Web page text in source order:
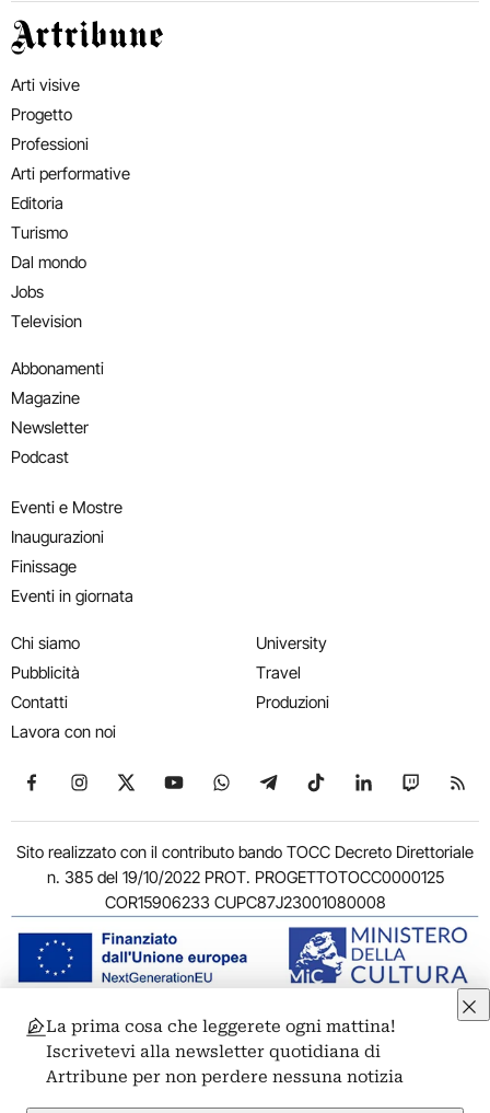
Artribune
Arti visive
Progetto
Professioni
Arti performative
Editoria
Turismo
Dal mondo
Jobs
Television
Abbonamenti
Magazine
Newsletter
Podcast
Eventi e Mostre
Inaugurazioni
Finissage
Eventi in giornata
Chi siamo
Pubblicità
Contatti
Lavora con noi
University
Travel
Produzioni
Seguici su Facebook
Seguici su Instagram
Seguici su X
Seguici su YouTube
Seguici su WhatsApp
Seguici su Telegram
Seguici su TikTok
Seguici su
Seguici
Sito realizzato con il contributo bando TOCC Decreto Direttoriale
n. 385 del 19/10/2022 PROT. PROGETTOTOCC0000125
COR15906233 CUPC87J23001080008
© 2011-2026 ARTRIBUNE srl – Corso Vittorio Emanuele II, 287 –
00186 Roma - P.I. 11381581005
Privacy: Responsabile della protezione dei dati personali
ARTRIBUNE srl – Corso Vittorio Emanuele II, 287 – 00186 Roma
La prima cosa che leggerete ogni mattina!
Iscrivetevi alla newsletter quotidiana di
Artribune per non perdere nessuna notizia